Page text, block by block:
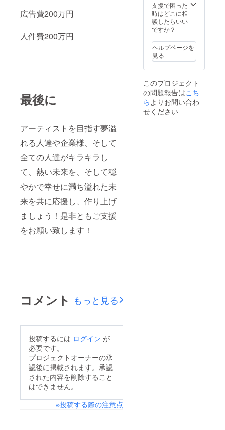
広告費200万円
人件費200万円
最後に
アーティストを目指す夢溢
れる人達や企業様、そして
全ての人達がキラキラし
て、熱い未来を、そして穏
やかで幸せに満ち溢れた未
来を共に応援し、作り上げ
ましょう！是非ともご支援
をお願い致します！
コメント もっと見る
投稿するには ログイン が
必要です。
プロジェクトオーナーの承
認後に掲載されます。承認
された内容を削除すること
はできません。
※投稿する際の注意点
支援で困った
時はどこに相
談したらいい
ですか？
ヘルプページを
見る
このプロジェクト
の問題報告はこち
らよりお問い合わ
せください